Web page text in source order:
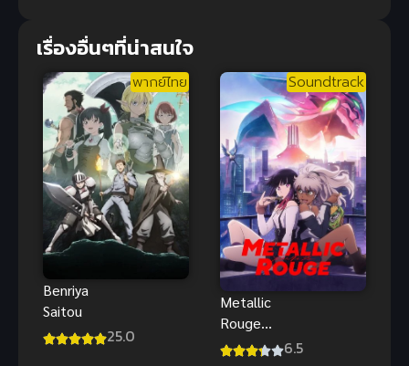
เรื่องอื่นๆที่น่าสนใจ
พากย์ไทย
Benriya
Saitou
25.0
Soundtrack
Metallic
Rouge
(2024) เมทัล
6.5